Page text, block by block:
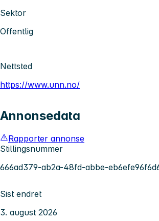
Sektor
Offentlig
Nettsted
https://www.unn.no/
Annonsedata
Rapporter annonse
Stillingsnummer
666ad379-ab2a-48fd-abbe-
Sist endret
3. august 2026